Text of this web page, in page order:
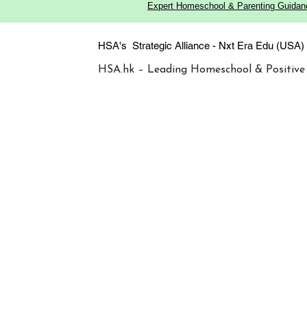
Expert Homeschool & Parenting
HSA's Strategic Alliance - Nxt Era Edu
HSA.hk – Leading Homeschool &